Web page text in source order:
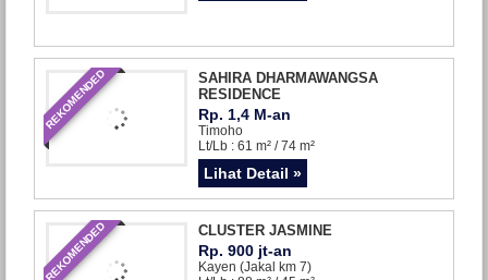
REKOMENDED
SAHIRA DHARMAWANGSA
RESIDENCE
Rp. 1,4 M-an
Timoho
Lt/Lb : 61 m² / 74 m²
Lihat Detail »
REKOMENDED CLUSTER JASMINE
Rp. 900 jt-an
Kayen (Jakal km 7)